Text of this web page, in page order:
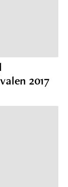
2017